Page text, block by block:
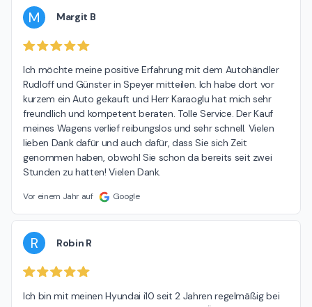
M Margit B
Ich möchte meine positive Erfahrung mit dem Autohändler
Rudloff und Günster in Speyer mitteilen. Ich habe dort vor
kurzem ein Auto gekauft und Herr Karaoglu hat mich sehr
freundlich und kompetent beraten. Tolle Service. Der Kauf
meines Wagens verlief reibungslos und sehr schnell. Vielen
lieben Dank dafür und auch dafür, dass Sie sich Zeit
genommen haben, obwohl Sie schon da bereits seit zwei
Stunden zu hatten! Vielen Dank.
Vor einem Jahr auf Google
R Robin R
Ich bin mit meinen Hyundai i10 seit 2 Jahren regelmäßig bei